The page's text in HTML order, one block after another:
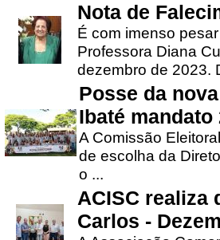
Nota de
É com imenso
Professora Diana
dezembro de 2023.
Posse da
Ibaté mandato
A Comissão
de escolha da
o ...
ACISC realiza
Carlos -